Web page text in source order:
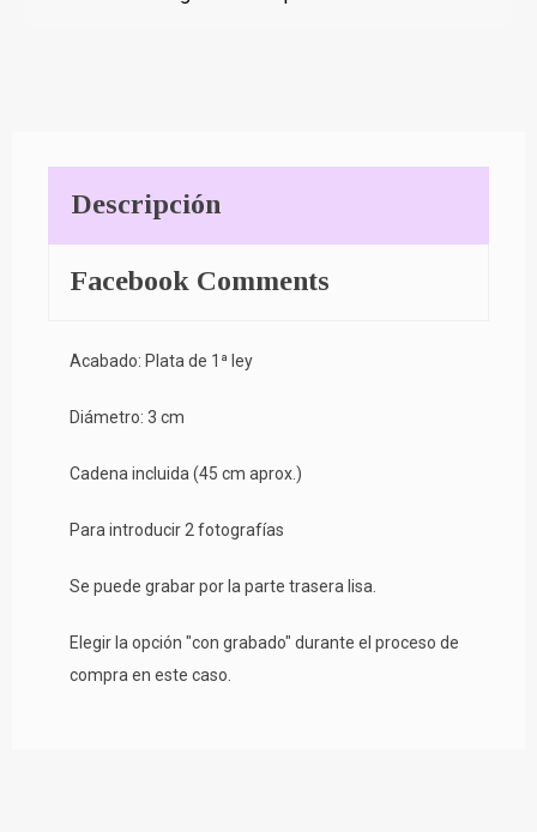
Descripción
Facebook Comments
Acabado: Plata de 1ª ley
Diámetro: 3 cm
Cadena incluida (45 cm aprox.)
Para introducir 2 fotografías
Se puede grabar por la parte trasera lisa.
Elegir la opción "con grabado" durante el proceso de
compra en este caso.